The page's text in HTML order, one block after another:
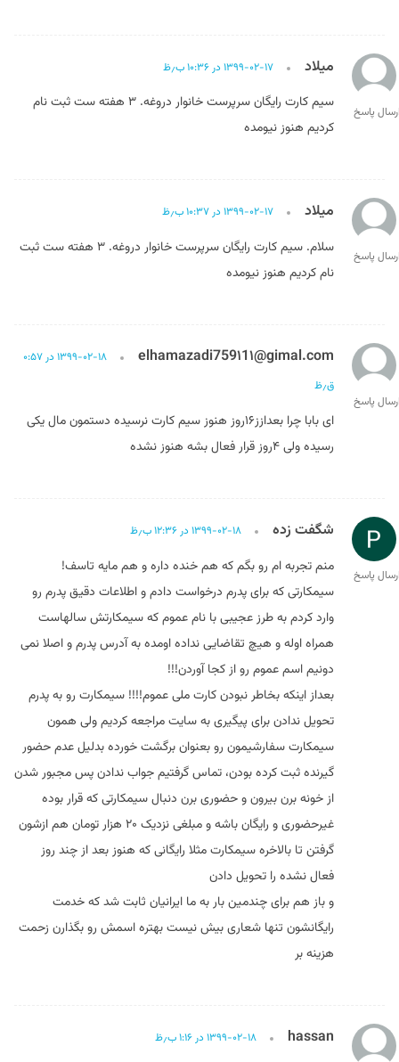
میلاد ۱۳۹۹-۰۲-۱۷ در ۱۰:۳۶ ب٫ظ
سیم کارت رایگان سرپرست خانوار دروغه. ۳ هفته ست ثبت نام
کردیم هنوز نیومده
پاسخ
میلاد ۱۳۹۹-۰۲-۱۷ در ۱۰:۳۷ ب٫ظ
سلام. سیم کارت رایگان سرپرست خانوار دروغه. ۳ هفته ست ثبت
نام کردیم هنوز نیومده
پاسخ
elhamazadi759۱1۱@gimal.com
۱۳۹۹-۰۲-۱۸ در ۰:۵۷
ق٫ظ
ای بابا چرا بعدازز۱۶روز هنوز سیم کارت نرسیده دستمون مال یکی
رسیده ولی ۴روز قرار فعال بشه هنوز نشده
پاسخ
شگفت زده ۱۳۹۹-۰۲-۱۸ در ۱۲:۳۶ ب٫ظ
منم تجربه ام رو بگم که هم خنده داره و هم مایه تاسف!
سیمکارتی که برای پدرم درخواست دادم و اطلاعات دقیق پدرم رو
وارد کردم به طرز عجیبی با نام عموم که سیمکارتش سالهاست
همراه اوله و هیچ تقاضایی نداده اومده به آدرس پدرم و اصلا نمی
دونیم اسم عموم رو از کجا آوردن!!!
بعداز اینکه بخاطر نبودن کارت ملی عموم!!!! سیمکارت رو به پدرم
تحویل ندادن برای پیگیری به سایت مراجعه کردیم ولی همون
سیمکارت سفارشیمون رو بعنوان برگشت خورده بدلیل عدم حضور
گیرنده ثبت کرده بودن، تماس گرفتیم جواب ندادن پس مجبور شدن
از خونه برن بیرون و حضوری برن دنبال سیمکارتی که قرار بوده
غیرحضوری و رایگان باشه و مبلغی نزدیک ۲۰ هزار تومان هم ازشون
گرفتن تا بالاخره سیمکارت مثلا رایگانی که هنوز بعد از چند روز
فعال نشده را تحویل دادن
و باز هم برای چندمین بار به ما ایرانیان ثابت شد که خدمت
رایگانشون تنها شعاری بیش نیست بهتره اسمش رو بگذارن زحمت
‌هزینه بر
پاسخ
hassan ۱۳۹۹-۰۲-۱۸ در ۱:۱۶ ب٫ظ